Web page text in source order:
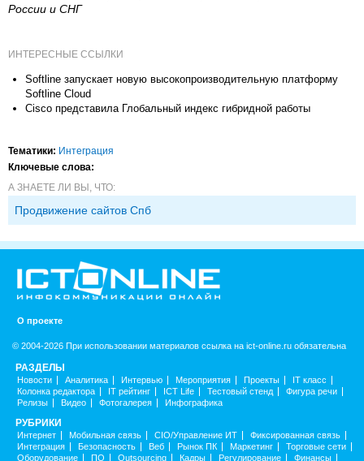
России и СНГ
ИНТЕРЕСНЫЕ ССЫЛКИ
Softline запускает новую высокопроизводительную платформу
Softline Cloud
Cisco представила Глобальный индекс гибридной работы
Тематики: Интеграция
Ключевые слова:
А ЗНАЕТЕ ЛИ ВЫ, ЧТО:
Продвижение сайтов Спб
О проекте
© 2004-2026 При использовании материалов ссылка на ict-online.ru обязательна
РАЗДЕЛЫ
Новости Аналитика Интервью Мероприятия Проекты
IT класс
Колонка редактора
IT рейтинг ICT Life Тестовый стенд
Фигура речи
Релизы
Видео Фотогалерея Инфографика
РУБРИКИ
Интернет Мобильная связь CIO/Управление ИТ
Фиксированная связь
Интеграция
Безопасность Веб Рынок ПК Маркетинг
Торговые сети
Оборудование
ПО Outsourcing Кадры Регулирование Финансы